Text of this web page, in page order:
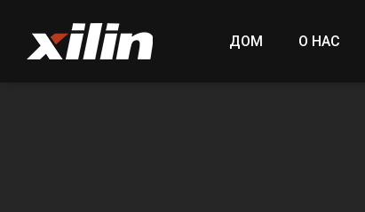
ДОМ О НАС